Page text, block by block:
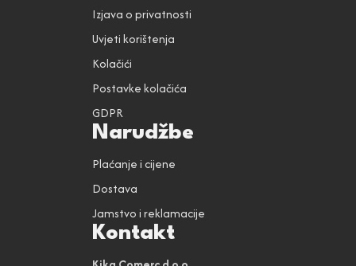
Izjava o privatnosti
Uvjeti korištenja
Kolačići
Postavke kolačića
GDPR
Narudžbe
Plaćanje i cijene
Dostava
Jamstvo i reklamacije
Kontakt